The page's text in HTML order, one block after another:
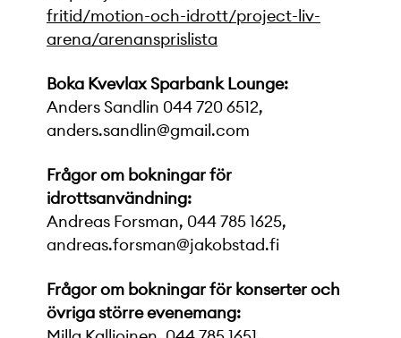
fritid/motion-och-idrott/project-liv-
arena/arenansprislista
Boka Kvevlax Sparbank Lounge:
Anders Sandlin 044 720 6512,
anders.sandlin@gmail.com
Frågor om bokningar för
idrottsanvändning:
Andreas Forsman, 044 785 1625,
andreas.forsman@jakobstad.fi
Frågor om bokningar för konserter och
övriga större evenemang: